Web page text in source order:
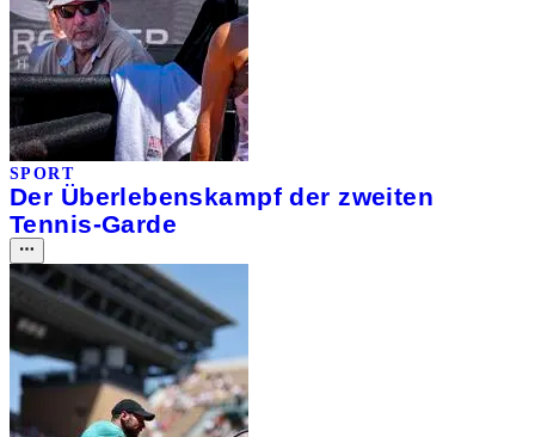
SPORT
Der Überlebenskampf der zweiten
Tennis-Garde